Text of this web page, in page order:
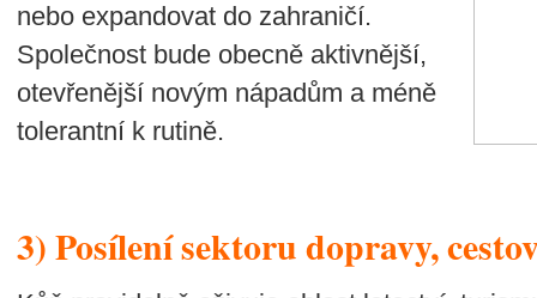
nebo expandovat do zahraničí.
Společnost bude obecně aktivnější,
otevřenější novým nápadům a méně
tolerantní k rutině.
3) Posílení sektoru dopravy,